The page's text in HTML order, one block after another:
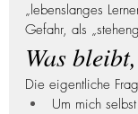
„lebenslanges
Gefahr, als
Was
Die eigentliche
Um mich